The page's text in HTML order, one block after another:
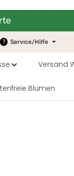
Service/Hilfe
Versand
Blumen